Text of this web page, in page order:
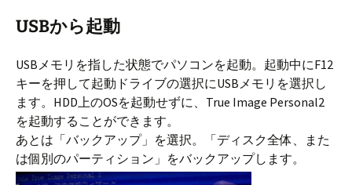
USBから起動
USBメモリを指した状態でパソコンを起動。起動中にF12
キーを押して起動ドライブの選択にUSBメモリを選択し
ます。HDD上のOSを起動せずに、True Image Personal2
を起動することができます。
あとは「バックアップ」を選択。「ディスク全体、また
は個別のパーティション」をバックアップします。